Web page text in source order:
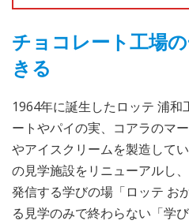
チョコレート工場
きる
1964年に誕生したロッテ 浦
ートやパイの実、コアラのマ
やアイスクリームを製造して
の見学施設をリニューアルし
発信する学びの場「ロッテ お
る見学のみで終わらない「学